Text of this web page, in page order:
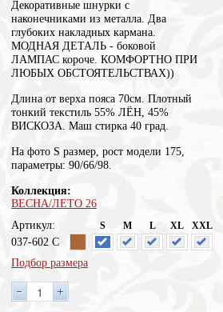
Декоративные шнурки с
наконечниками из металла. Два
глубоких накладных кармана.
МОДНАЯ ДЕТАЛЬ - боковой
ЛАМПАС короче. КОМФОРТНО ПРИ
ЛЮБЫХ ОБСТОЯТЕЛЬСТВАХ))
Длина от верха пояса 70см. Плотный
тонкий текстиль 55% ЛЁН, 45%
ВИСКОЗА. Маш стирка 40 град.
На фото S размер, рост модели 175,
параметры: 90/66/98.
Коллекция:
ВЕСНА/ЛЕТО 26
Артикул:
037-602 C
S M L XL XXL
Подбор размера